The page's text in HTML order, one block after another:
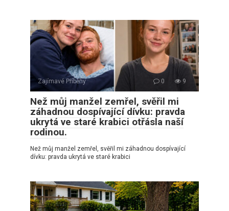
Zajímavé Příběhy 0 9
Než můj manžel zemřel, svěřil mi
záhadnou dospívající dívku: pravda
ukrytá ve staré krabici otřásla naší
rodinou.
Než můj manžel zemřel, svěřil mi záhadnou dospívající
dívku: pravda ukrytá ve staré krabici